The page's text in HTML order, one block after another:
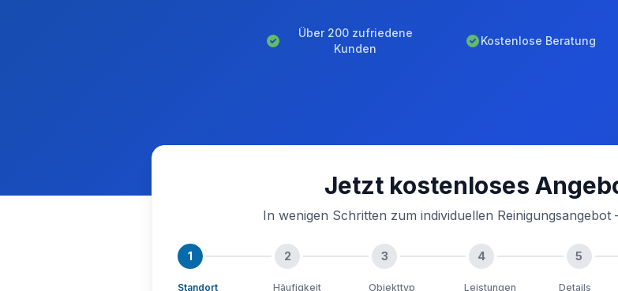
Über 200 zufriedene
Kunden
Kostenlose Beratung
Jetzt kostenloses
In wenigen Schritten zum individuellen
1 2 3 4 5
Standort Häufigkeit Objekttyp Leistungen Details